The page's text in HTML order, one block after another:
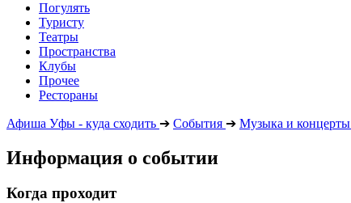
Погулять
Туристу
Театры
Пространства
Клубы
Прочее
Рестораны
Афиша Уфы - куда сходить ➔ События ➔ Музыка и концерты
Информация о событии
Когда проходит